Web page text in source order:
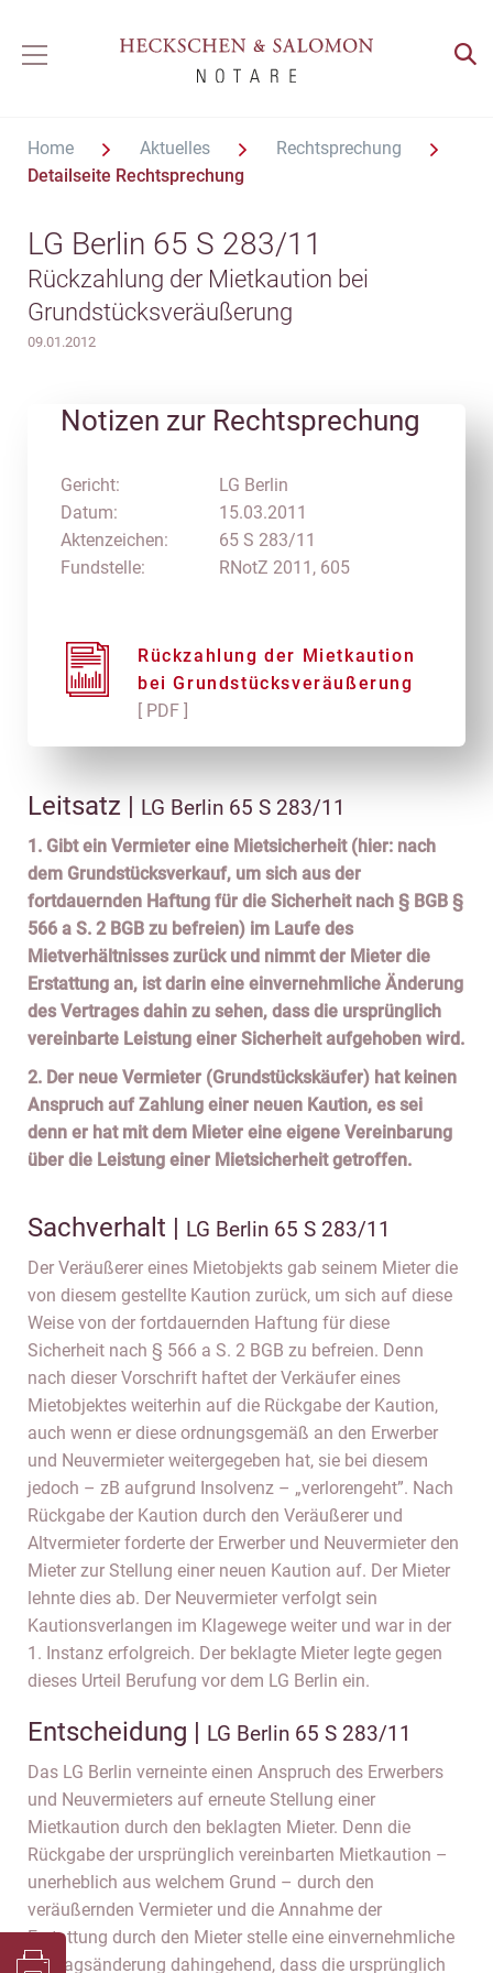
Home Aktuelles
Rechtsprechung
Detailseite Rechtsprechung
LG Berlin 65 S 283/11
Rückzahlung der Mietkaution bei
Grundstücksveräußerung
09.01.2012
Notizen zur Rechtsprechung
Gericht:
Datum:
Aktenzeichen:
Fundstelle:
LG Berlin
15.03.2011
65 S 283/11
RNotZ 2011, 605
Rückzahlung der Mietkaution
bei Grundstücksveräußerung
[ PDF ]
Leitsatz | LG Berlin 65 S 283/11
1. Gibt ein Vermieter eine Mietsicherheit (hier: nach
dem Grundstücksverkauf, um sich aus der
fortdauernden Haftung für die Sicherheit nach § BGB §
566 a S. 2 BGB zu befreien) im Laufe des
Mietverhältnisses zurück und nimmt der Mieter die
Erstattung an, ist darin eine einvernehmliche Änderung
des Vertrages dahin zu sehen, dass die ursprünglich
vereinbarte Leistung einer Sicherheit aufgehoben wird.
2. Der neue Vermieter (Grundstückskäufer) hat keinen
Anspruch auf Zahlung einer neuen Kaution, es sei
denn er hat mit dem Mieter eine eigene Vereinbarung
über die Leistung einer Mietsicherheit getroffen.
Sachverhalt | LG Berlin 65 S 283/11
Der Veräußerer eines Mietobjekts gab seinem Mieter die
von diesem gestellte Kaution zurück, um sich auf diese
Weise von der fortdauernden Haftung für diese
Sicherheit nach § 566 a S. 2 BGB zu befreien. Denn
nach dieser Vorschrift haftet der Verkäufer eines
Mietobjektes weiterhin auf die Rückgabe der Kaution,
auch wenn er diese ordnungsgemäß an den Erwerber
und Neuvermieter weitergegeben hat, sie bei diesem
jedoch – zB aufgrund Insolvenz – „verlorengeht”. Nach
Rückgabe der Kaution durch den Veräußerer und
Altvermieter forderte der Erwerber und Neuvermieter den
Mieter zur Stellung einer neuen Kaution auf. Der Mieter
lehnte dies ab. Der Neuvermieter verfolgt sein
Kautionsverlangen im Klagewege weiter und war in der
1. Instanz erfolgreich. Der beklagte Mieter legte gegen
dieses Urteil Berufung vor dem LG Berlin ein.
Entscheidung | LG Berlin 65 S 283/11
Das LG Berlin verneinte einen Anspruch des Erwerbers
und Neuvermieters auf erneute Stellung einer
Mietkaution durch den beklagten Mieter. Denn die
Rückgabe der ursprünglich vereinbarten Mietkaution –
unerheblich aus welchem Grund – durch den
veräußernden Vermieter und die Annahme der
Erstattung durch den Mieter stelle eine einvernehmliche
Vertragsänderung dahingehend, dass die ursprünglich